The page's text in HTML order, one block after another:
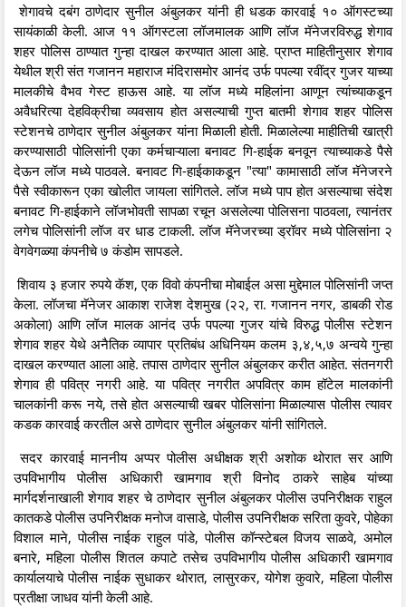
शेगावचे दबंग ठाणेदार सुनील अंबुलकर यांनी ही धडक कारवाई १० ऑगस्टच्या
सायंकाळी केली. आज ११ ऑगस्टला लॉजमालक आणि लॉज मॅनेजरविरुद्ध शेगाव
शहर पोलिस ठाण्यात गुन्हा दाखल करण्यात आला आहे. प्राप्त माहितीनुसार शेगाव
येथील श्री संत गजानन महाराज मंदिरासमोर आनंद उर्फ पपल्या रवींद्र गुजर याच्या
मालकीचे वैभव गेस्ट हाऊस आहे. या लॉज मध्ये महिलांना आणून त्यांच्याकडून
अवैधरित्या देहविक्रीचा व्यवसाय होत असल्याची गुप्त बातमी शेगाव शहर पोलिस
स्टेशनचे ठाणेदार सुनील अंबुलकर यांना मिळाली होती. मिळालेल्या माहीतिची खात्री
करण्यासाठी पोलिसांनी एका कर्मचाऱ्याला बनावट गि-हाईक बनवून त्याच्याकडे पैसे
देऊन लॉज मध्ये पाठवले. बनावट गि-हाईकाकडून "त्या" कामासाठी लॉज मॅनेजरने
पैसे स्वीकारून एका खोलीत जायला सांगितले. लॉज मध्ये पाप होत असल्याचा संदेश
बनावट गि-हाईकाने लॉजभोवती सापळा रचून असलेल्या पोलिसना पाठवला, त्यानंतर
लगेच पोलिसांनी लॉज वर धाड टाकली. लॉज मॅनेजरच्या ड्रॉवर मध्ये पोलिसांना २
वेगवेगळ्या कंपनीचे ७ कंडोम सापडले.
शिवाय ३ हजार रुपये कॅश, एक विवो कंपनीचा मोबाईल असा मुद्देमाल पोलिसांनी जप्त
केला. लॉजचा मॅनेजर आकाश राजेश देशमुख (२२, रा. गजानन नगर, डाबकी रोड
अकोला) आणि लॉज मालक आनंद उर्फ पपल्या गुजर यांचे विरुद्ध पोलीस स्टेशन
शेगाव शहर येथे अनैतिक व्यापार प्रतिबंध अधिनियम कलम ३,४,५,७ अन्वये गुन्हा
दाखल करण्यात आला आहे. तपास ठाणेदार सुनील अंबुलकर करीत आहेत. संतनगरी
शेगाव ही पवित्र नगरी आहे. या पवित्र नगरीत अपवित्र काम हॉटेल मालकांनी
चालकांनी करू नये, तसे होत असल्याची खबर पोलिसांना मिळाल्यास पोलीस त्यावर
कडक कारवाई करतील असे ठाणेदार सुनील अंबुलकर यांनी सांगितले.
सदर कारवाई माननीय अप्पर पोलीस अधीक्षक श्री अशोक थोरात सर आणि
उपविभागीय पोलीस अधिकारी खामगाव श्री विनोद ठाकरे साहेब यांच्या
मार्गदर्शनाखाली शेगाव शहर चे ठाणेदार सुनील अंबुलकर पोलीस उपनिरीक्षक राहुल
कातकडे पोलीस उपनिरीक्षक मनोज वासाडे, पोलीस उपनिरीक्षक सरिता कुवरे, पोहेका
विशाल माने, पोलीस नाईक राहुल पांडे, पोलीस कॉन्स्टेबल विजय साळवे, अमोल
बनारे, महिला पोलीस शितल कपाटे तसेच उपविभागीय पोलीस अधिकारी खामगाव
कार्यालयाचे पोलीस नाईक सुधाकर थोरात, लासुरकर, योगेश कुवारे, महिला पोलीस
प्रतीक्षा जाधव यांनी केली आहे.